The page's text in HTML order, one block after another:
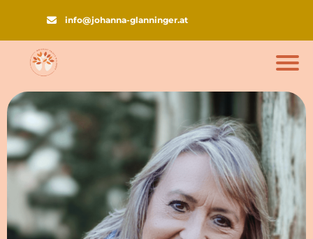
info@johanna-glanninger.at